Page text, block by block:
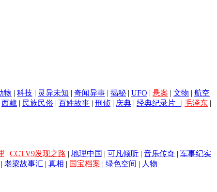
物 | 科技 | 灵异未知 | 奇闻异事 | 揭秘 | UFO | 悬案 | 文物 | 航空
西藏 | 民族民俗 | 百姓故事 | 刑侦 | 庆典 | 经典纪录片 | 毛泽东 |
| CCTV9发现之路 | 地理中国 | 可凡倾听 | 音乐传奇 | 军事纪实
老梁故事汇 | 真相 | 国宝档案 | 绿色空间 | 人物